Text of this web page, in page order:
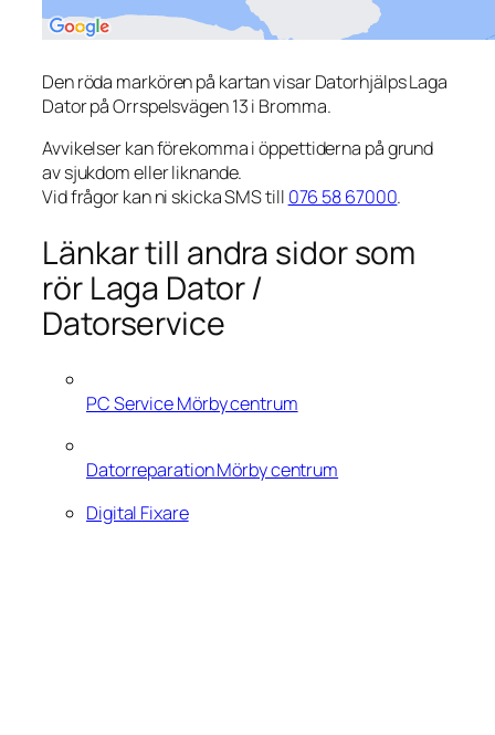
Den röda markören på kartan visar Datorhjälps Laga
Dator på Orrspelsvägen 13 i Bromma.
Avvikelser kan förekomma i öppettiderna på grund
av sjukdom eller liknande.
Vid frågor kan ni skicka SMS till 076 58 67000.
Länkar till andra sidor som
rör Laga Dator /
Datorservice
PC Service Mörby centrum
Datorreparation Mörby centrum
Digital Fixare